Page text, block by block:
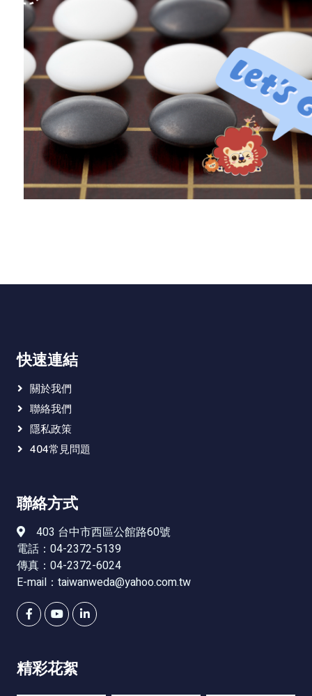
快速連結
關於我們
聯絡我們
隱私政策
404常見問題
聯絡方式
403 台中市西區公館路60號
電話：04-2372-5139
傳真：04-2372-6024
E-mail： taiwanweda@yahoo.com.tw
精彩花絮